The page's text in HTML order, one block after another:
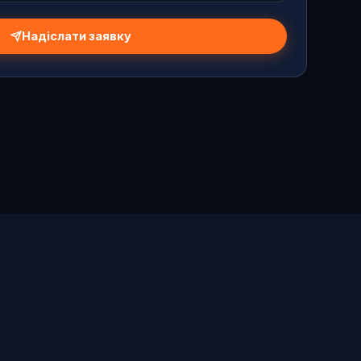
Надіслати заявку